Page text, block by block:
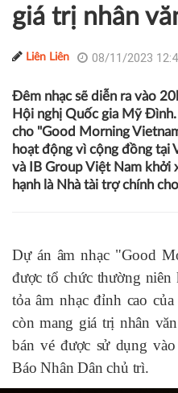
giá trị nhân
Liên Liên 08/11/2023
Đêm nhạc sẽ diễn ra vào
Hội nghị Quốc gia Mỹ
cho "Good Morning
hoạt động vì cộng đồng tại
và IB Group Việt Nam khởi
hạnh là Nhà tài trợ chính
Dự án âm nhạc "Good
được tổ chức thường
tỏa âm nhạc đỉnh cao
còn mang giá trị nhân
bán vé được sử dụng
Báo Nhân Dân chủ trì.